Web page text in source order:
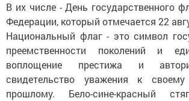
В их числе - День государственного
Федерации, который отмечается 22
Национальный флаг - это символ
преемственности поколений и
воплощение престижа и
свидетельство уважения к своему
прошлому. Бело-сине-красный